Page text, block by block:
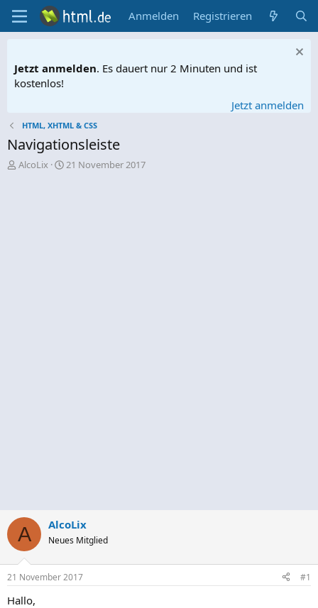
Anmelden Registrieren
Jetzt anmelden. Es dauert nur 2 Minuten und ist
kostenlos!
Jetzt anmelden
HTML, XHTML & CSS
Navigationsleiste
E
AlcoLix
E
21 November 2017
A AlcoLix
Neues Mitglied
21 November 2017 #1
Hallo,